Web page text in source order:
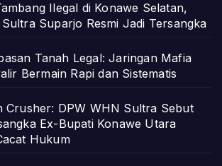
Ilegal di Konawe Selatan,
Suparjo Resmi Jadi Tersangka
Tanah Legal: Jaringan Mafia
Bermain Rapi dan Sistematis
Crusher: DPW WHN Sultra Sebut
Ex-Bupati Konawe Utara
Hukum